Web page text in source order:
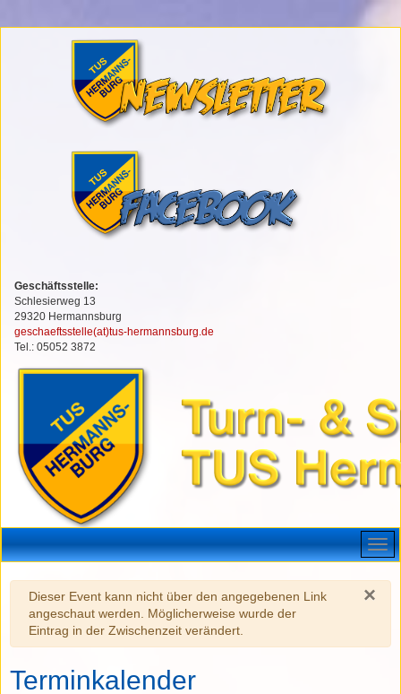
Geschäftsstelle:
Schlesierweg 13
29320 Hermannsburg
geschaeftsstelle(at)tus-hermannsburg.de
Tel.: 05052 3872
×
Warnung
Dieser Event kann nicht über den angegebenen Link
angeschaut werden. Möglicherweise wurde der
Eintrag in der Zwischenzeit verändert.
Terminkalender